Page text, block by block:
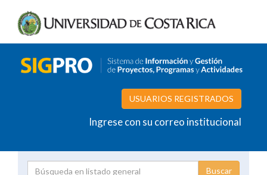
USUARIOS REGISTRADOS
Ingrese con su correo institucional